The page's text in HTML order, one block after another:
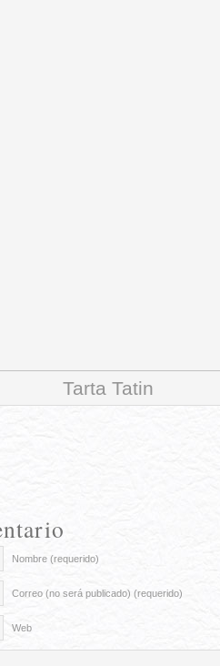
Tarta Tatin
Nombre (requerido)
Correo (no será publicado) (requerido)
Web